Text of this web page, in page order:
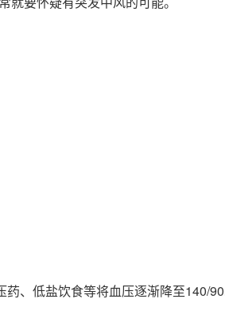
、低盐饮食等将血压逐渐降至140/